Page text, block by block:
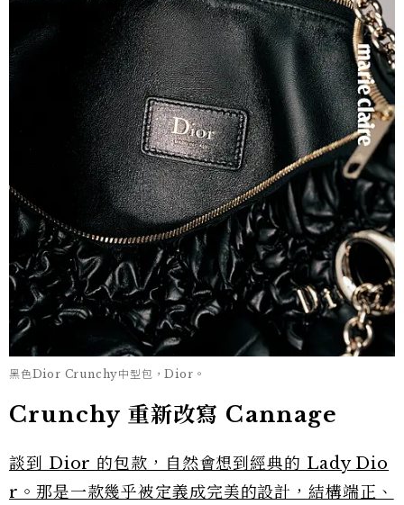
黑色Dior Crunchy中型包，Dior。
Crunchy 重新改寫 Cannage
談到 Dior 的包款，自然會想到經典的 Lady Dio
r。那是一款幾乎被定義成完美的設計，結構端正、